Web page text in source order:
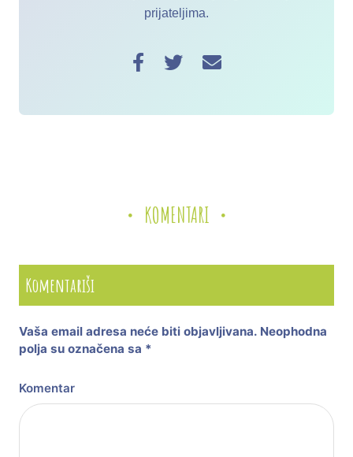
prijateljima.
KOMENTARI
Komentariši
Vaša email adresa neće biti objavljivana. Neophodna
polja su označena sa *
Komentar